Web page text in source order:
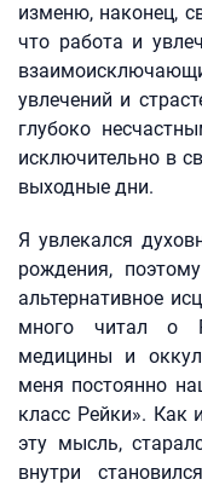
изменю, наконец,
что работа и
увлечений и
глубоко
исключительно в
выходные дни.
Я увлекался
рождения,
альтернативное
много читал о
медицины и
меня постоянно
класс Рейки». Как
эту мысль,
внутри